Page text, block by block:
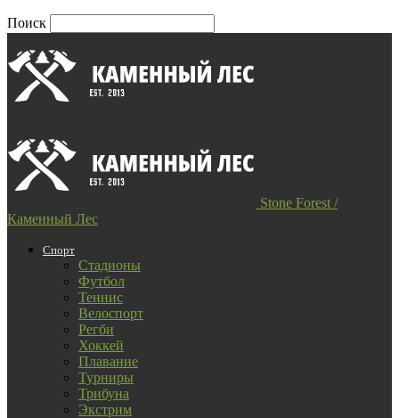
Поиск
Stone Forest /
Каменный Лес
Спорт
Стадионы
Футбол
Теннис
Велоспорт
Регби
Хоккей
Плавание
Турниры
Трибуна
Экстрим